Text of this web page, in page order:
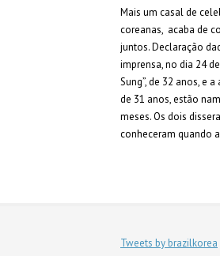
Mais um casal de
coreanas, acaba de
juntos. Declaração
imprensa, no dia 24
Sung”, de 32 anos, e a
de 31 anos, estão
meses. Os dois
conheceram quando
Tweets by brazilkorea